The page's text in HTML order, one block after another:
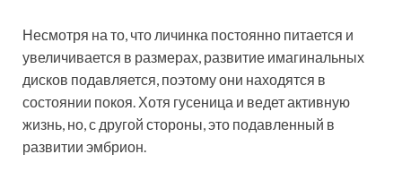
Несмотря на то, что личинка постоянно питается и
увеличивается в размерах, развитие имагинальных
дисков подавляется, поэтому они находятся в
состоянии покоя. Хотя гусеница и ведет активную
жизнь, но, с другой стороны, это подавленный в
развитии эмбрион.